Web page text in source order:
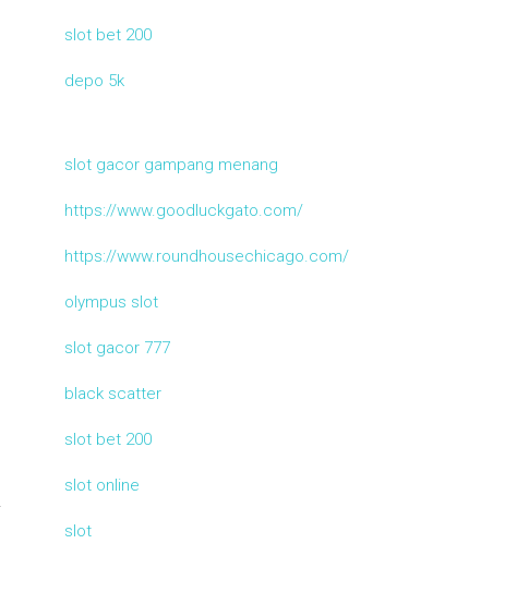
slot bet 200
depo 5k
slot gacor gampang menang
https://www.goodluckgato.com/
https://www.roundhousechicago.com/
olympus slot
slot gacor 777
black scatter
slot bet 200
slot online
slot